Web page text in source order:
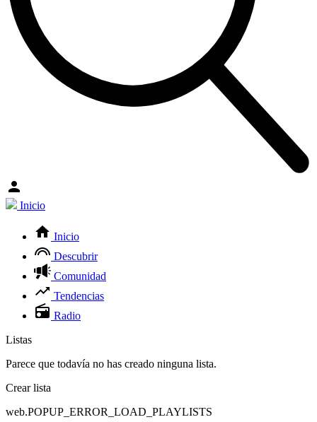
Inicio
Inicio
Descubrir
Comunidad
Tendencias
Radio
Listas
Parece que todavía no has creado ninguna lista.
Crear lista
web.POPUP_ERROR_LOAD_PLAYLISTS